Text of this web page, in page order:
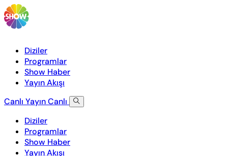
Diziler
Programlar
Show Haber
Yayın Akışı
Canlı YayınCanlı
Diziler
Programlar
Show Haber
Yayın Akışı